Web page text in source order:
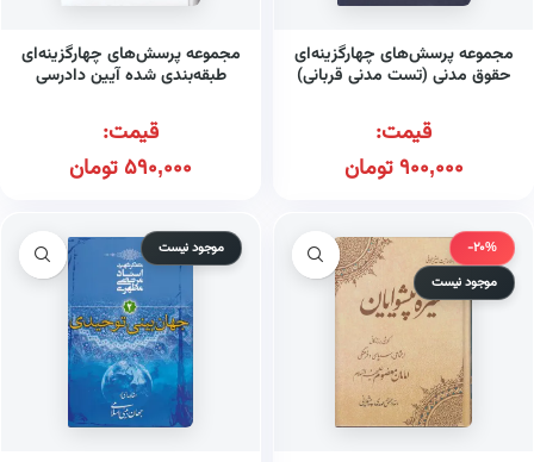
مجموعه پرسش‌های چهارگزینه‌ای
حقوق مدنی (تست مدنی قربانی)
قیمت:
900,000تومان
مجموعه پرسش‌های چهارگزینه‌ای
طبقه‌بندی شده آیین دادرسی
قیمت:
590,000 تومان
-20%
موجود نیست
موجود نیست